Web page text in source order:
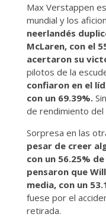
Max Verstappen
mundial y los
neerlandés
McLaren, con el
acertaron su
pilotos de la
confiaron en el
con un 69.39%.
de rendimiento del
Sorpresa en las
pesar de creer
con un 56.25%
pensaron que
media, con un
fuese por el
retirada.